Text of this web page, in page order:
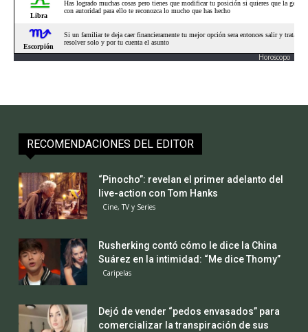
Horoscopo
RECOMENDACIONES DEL EDITOR
“Pinocho”: revelan el primer adelanto del
live-action con Tom Hanks
Cine, TV y Series
Rusherking contó cómo le dice la China
Suárez en la intimidad: “Me dice Thomy”
Caripelas
Dejó de vender “pedos envasados” para
comercializar la transpiración de sus